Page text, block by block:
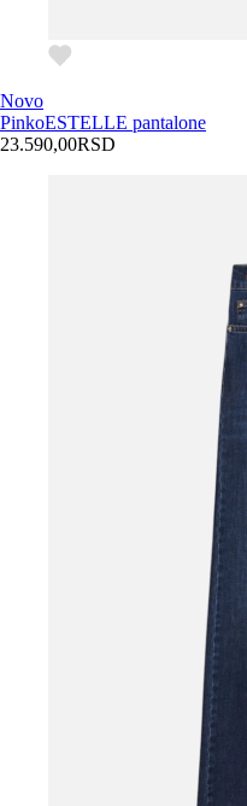
Novo
PinkoESTELLE pantalone
23.590,00RSD